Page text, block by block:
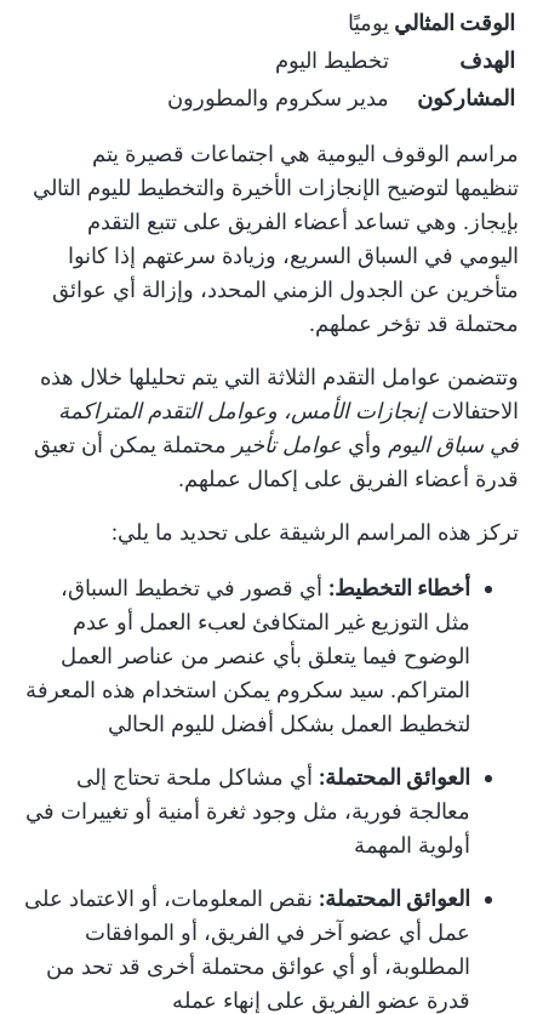
الوقت المثالي يوميًا
الهدف
تخطيط اليوم
المشاركون
مدير سكروم والمطورون
مراسم الوقوف اليومية هي اجتماعات قصيرة يتم
تنظيمها لتوضيح الإنجازات الأخيرة والتخطيط لليوم التالي
بإيجاز. وهي تساعد أعضاء الفريق على تتبع التقدم
اليومي في السباق السريع، وزيادة سرعتهم إذا كانوا
متأخرين عن الجدول الزمني المحدد، وإزالة أي عوائق
محتملة قد تؤخر عملهم.
وتتضمن عوامل التقدم الثلاثة التي يتم تحليلها خلال هذه
الاحتفالاتإنجازات الأمس، وعوامل التقدم المتراكمة
في سباق اليوم وأي عوامل تأخير محتملة يمكن أن تعيق
قدرة أعضاء الفريق على إكمال عملهم.
تركز هذه المراسم الرشيقة على تحديد ما يلي:
أخطاء التخطيط: أي قصور في تخطيط السباق،
مثل التوزيع غير المتكافئ لعبء العمل أو عدم
الوضوح فيما يتعلق بأي عنصر من عناصر العمل
المتراكم. سيد سكروم يمكن استخدام هذه المعرفة
لتخطيط العمل بشكل أفضل لليوم الحالي
العوائق المحتملة: أي مشاكل ملحة تحتاج إلى
معالجة فورية، مثل وجود ثغرة أمنية أو تغييرات في
أولوية المهمة
العوائق المحتملة: نقص المعلومات، أو الاعتماد على
عمل أي عضو آخر في الفريق، أو الموافقات
المطلوبة، أو أي عوائق محتملة أخرى قد تحد من
قدرة عضو الفريق على إنهاء عمله